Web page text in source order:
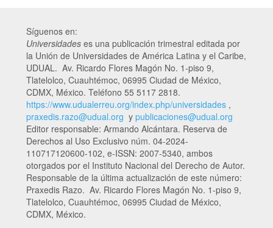
Síguenos en:
Universidades es una publicación trimestral editada por
la Unión de Universidades de América Latina y el Caribe,
UDUAL. Av. Ricardo Flores Magón No. 1-piso 9,
Tlatelolco, Cuauhtémoc, 06995 Ciudad de México,
CDMX, México. Teléfono 55 5117 2818.
https://www.udualerreu.org/index.php/universidades ,
praxedis.razo@udual.org y publicaciones@udual.org
Editor responsable: Armando Alcántara. Reserva de
Derechos al Uso Exclusivo núm. 04-2024-
110717120600-102, e-ISSN: 2007-5340, ambos
otorgados por el Instituto Nacional del Derecho de Autor.
Responsable de la última actualización de este número:
Praxedis Razo. Av. Ricardo Flores Magón No. 1-piso 9,
Tlatelolco, Cuauhtémoc, 06995 Ciudad de México,
CDMX, México.